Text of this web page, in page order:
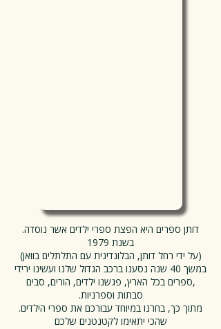
.דותן ספרים היא הפצת ספרי ילדים אשר נוסדה
בשנת 1979
(על ידי רחל דותן, הבלונדינית עם התלתלים בוואן)
במשך 40 שנה נסענו ברכב הגדול שלנו ועשינו ירידי
ספרים בכל הארץ, פגשנו ילדים, הורים, סבים,
.סבתות וספרניות
.מתוך כך, בחרנו במיוחד עבורכם את ספרי הילדים
שהכי יתאימו לקטנטנים שלכם